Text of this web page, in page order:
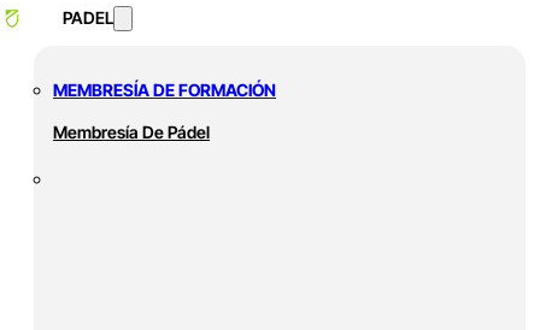
PADEL
MEMBRESÍA DE FORMACIÓN
Membresía De Pádel